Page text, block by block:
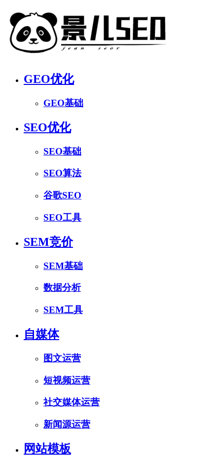
GEO优化
GEO基础
SEO优化
SEO基础
SEO算法
谷歌SEO
SEO工具
SEM竞价
SEM基础
数据分析
SEM工具
自媒体
图文运营
短视频运营
社交媒体运营
新闻源运营
网站模板